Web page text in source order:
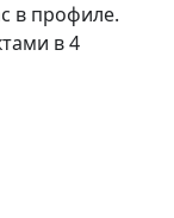
в профиле.
в 4